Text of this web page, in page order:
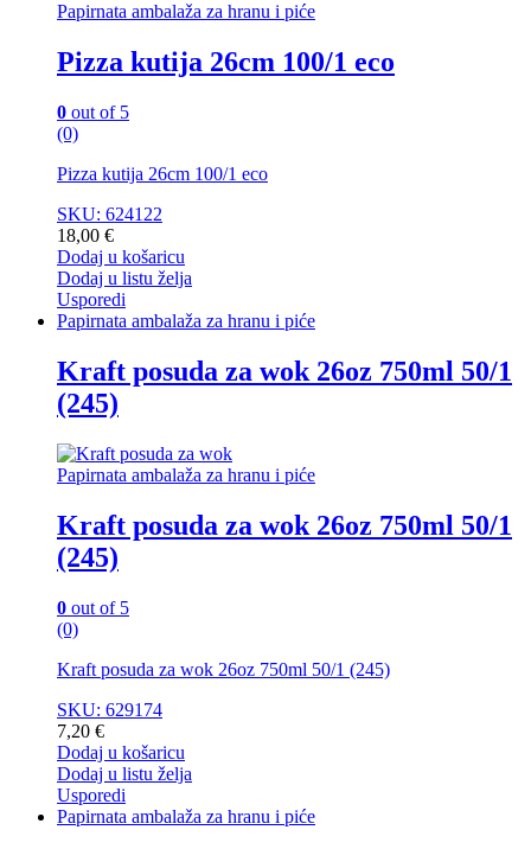
Papirnata ambalaža za hranu i piće
Pizza kutija 26cm 100/1 eco
0 out of 5
(0)
Pizza kutija 26cm 100/1 eco
SKU: 624122
18,00 €
Dodaj u košaricu
Dodaj u listu želja
Usporedi
Papirnata ambalaža za hranu i piće
Kraft posuda za wok 26oz 750ml 50/1
(245)
Papirnata ambalaža za hranu i piće
Kraft posuda za wok 26oz 750ml 50/1
(245)
0 out of 5
(0)
Kraft posuda za wok 26oz 750ml 50/1 (245)
SKU: 629174
7,20 €
Dodaj u košaricu
Dodaj u listu želja
Usporedi
Papirnata ambalaža za hranu i piće